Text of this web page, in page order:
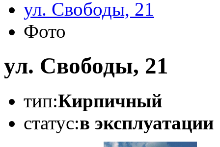
ул. Свободы, 21
Фото
ул. Свободы, 21
тип:Кирпичный
статус:в эксплуатации